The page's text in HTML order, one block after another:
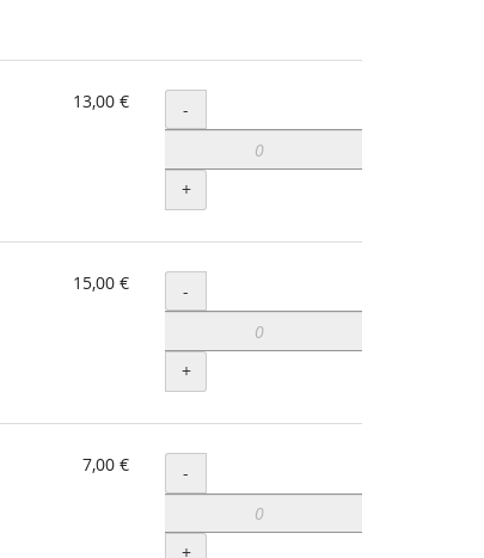
13,00 € Menge
-
+
15,00 € Menge
-
+
7,00 € Menge
-
+